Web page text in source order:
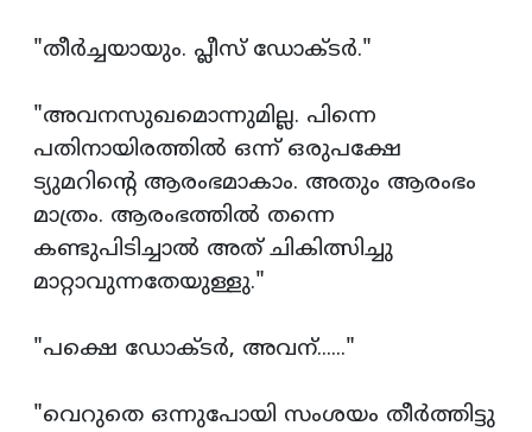
"തീര്‍ച്ചയായും. പ്ലീസ് ഡോക്ടര്‍."
"അവനസുഖമൊന്നുമില്ല. പിന്നെ
പതിനായിരത്തില്‍ ഒന്ന് ഒരുപക്ഷേ
ട്യുമറിന്‍റെ ആരംഭമാകാം. അതും ആരംഭം
മാത്രം. ആരംഭത്തില്‍ തന്നെ
കണ്ടുപിടിച്ചാല്‍ അത് ചികിത്സിച്ചു
മാറ്റാവുന്നതേയുള്ളു."
"പക്ഷെ ഡോക്ടര്‍, അവന്......"
"വെറുതെ ഒന്നുപോയി സംശയം തീര്‍ത്തിട്ടു